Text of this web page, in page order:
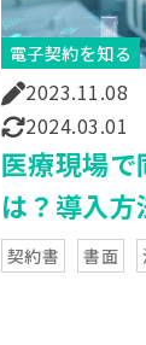
電子契約を知る
2023.11.08
2024.03.01
医療現場
は？導入
を紹介
契約書 書面